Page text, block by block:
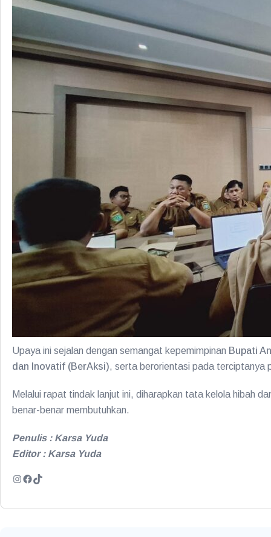
Upaya ini sejalan dengan semangat kepemimpinan Bupati
dan Inovatif (BerAksi), serta berorientasi pada terciptanya
Melalui rapat tindak lanjut ini, diharapkan tata kelola hibah
benar-benar membutuhkan.
Penulis : Karsa Yuda
Editor : Karsa Yuda